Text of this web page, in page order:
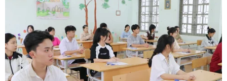
06/08/2026 11:29
Khởi động xét chọn Doanh nghiệp
đạt chuẩn văn hóa kinh doanh Việt
Nam 2026